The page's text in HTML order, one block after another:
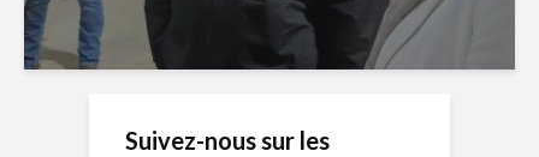
Suivez-nous sur les